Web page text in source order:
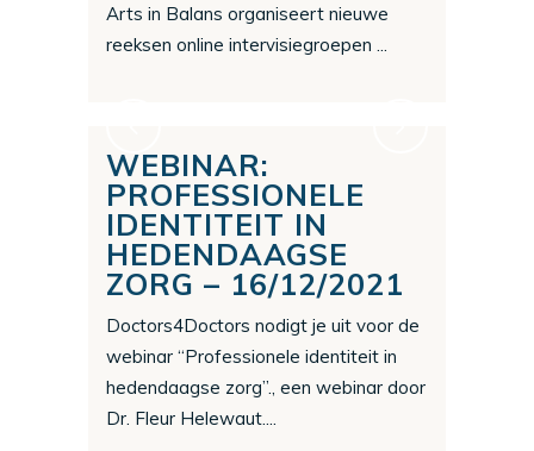
Arts in Balans organiseert nieuwe
reeksen online intervisiegroepen ...
WEBINAR:
PROFESSIONELE
IDENTITEIT IN
HEDENDAAGSE
ZORG – 16/12/2021
Doctors4Doctors nodigt je uit voor de
webinar “Professionele identiteit in
hedendaagse zorg”., een webinar door
Dr. Fleur Helewaut....